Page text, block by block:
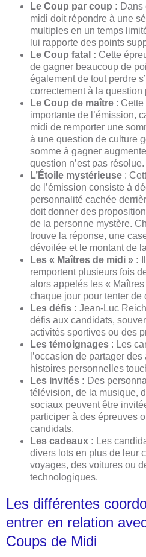
Le Coup par coup : Dans
midi doit répondre à une
multiples en un temps
lui rapporte des points
Le Coup fatal : Cette
de gagner beaucoup de
également de tout perdre
correctement à la question
Le Coup de maître :
importante de l’émission,
midi de remporter une
à une question de culture
somme à gagner
question n’est pas résolue.
L’Étoile mystérieuse :
de l’émission consiste à
personnalité cachée
doit donner des
de la personne mystère.
trouve la réponse, une
dévoilée et le montant de
Les « Maîtres de midi » :
remportent plusieurs fois
alors appelés les «
chaque jour pour tenter de
Les défis : Jean-Luc
défis aux candidats,
activités sportives ou des
Les témoignages : Les
l’occasion de partager
histoires personnelles
Les invités : Des
télévision, de la musique,
sociaux peuvent être
participer à des épreuves
candidats.
Les cadeaux : Les
divers lots en plus de leur
voyages, des voitures ou
technologiques.
Les différentes
entrer en relation
Coups de Midi